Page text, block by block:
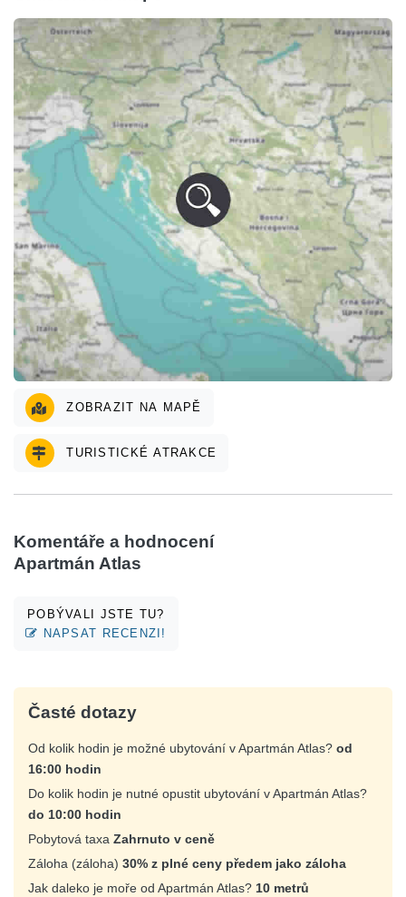
ZOBRAZIT NA MAPĚ
TURISTICKÉ ATRAKCE
Komentáře a hodnocení
Apartmán Atlas
POBÝVALI JSTE TU?
NAPSAT RECENZI!
Časté dotazy
Od kolik hodin je možné ubytování v Apartmán Atlas? od
16:00 hodin
Do kolik hodin je nutné opustit ubytování v Apartmán Atlas?
do 10:00 hodin
Pobytová taxa Zahrnuto v ceně
Záloha (záloha) 30% z plné ceny předem jako záloha
Jak daleko je moře od Apartmán Atlas? 10 metrů